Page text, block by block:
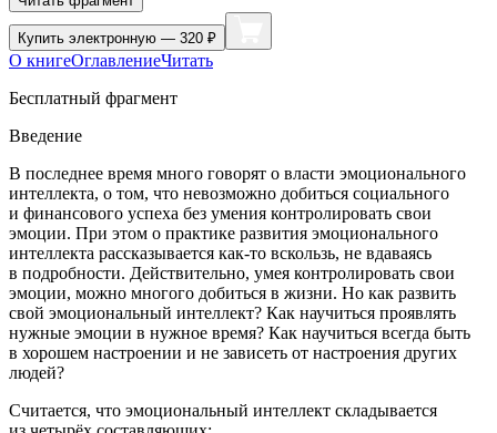
Купить электронную — 320 ₽
О книгеОглавлениеЧитать
Бесплатный фрагмент
Введение
В последнее время много говорят о власти эмоционального
интеллекта, о том, что невозможно добиться социального
и финансового успеха без умения контролировать свои
эмоции. При этом о практике развития эмоционального
интеллекта рассказывается как-то вскользь, не вдаваясь
в подробности. Действительно, умея контролировать свои
эмоции, можно многого добиться в жизни. Но как развить
свой эмоциональный интеллект? Как научиться проявлять
нужные эмоции в нужное время? Как научиться всегда быть
в хорошем настроении и не зависеть от настроения других
людей?
Считается, что эмоциональный интеллект складывается